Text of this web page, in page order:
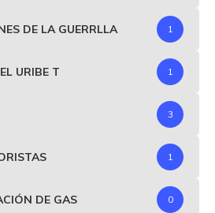
DE LA GUERRLLA 1
URIBE T 1
3
1
DE GAS 0